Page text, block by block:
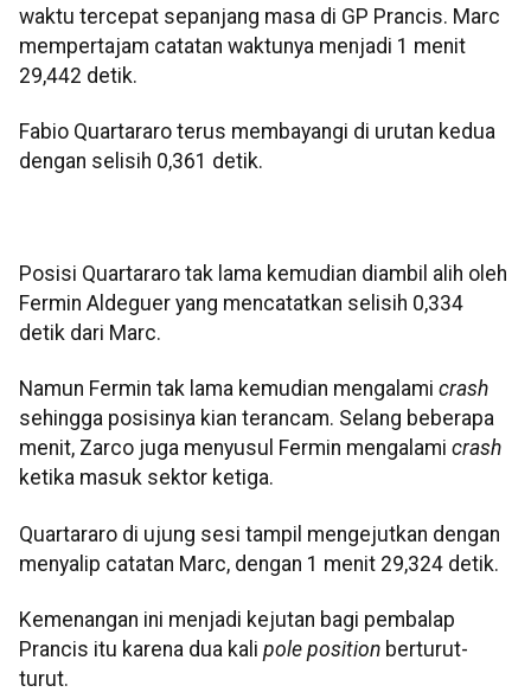
waktu tercepat sepanjang masa di GP Prancis. Marc
mempertajam catatan waktunya menjadi 1 menit
29,442 detik.
Fabio Quartararo terus membayangi di urutan kedua
dengan selisih 0,361 detik.
Posisi Quartararo tak lama kemudian diambil alih oleh
Fermin Aldeguer yang mencatatkan selisih 0,334
detik dari Marc.
Namun Fermin tak lama kemudian mengalami crash
sehingga posisinya kian terancam. Selang beberapa
menit, Zarco juga menyusul Fermin mengalami crash
ketika masuk sektor ketiga.
Quartararo di ujung sesi tampil mengejutkan dengan
menyalip catatan Marc, dengan 1 menit 29,324 detik.
Kemenangan ini menjadi kejutan bagi pembalap
Prancis itu karena dua kali pole position berturut-
turut.